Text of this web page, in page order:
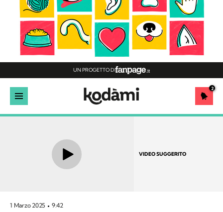
UN PROGETTO DI
2
VIDEO SUGGERITO
1 Marzo 2025 9:42